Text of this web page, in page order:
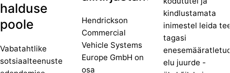
kindlustamata
inimestel leida
tagasi
elu juurde -
halduse
poole
Vabatahtlike
sotsiaalteenuste
Hendrickson
Commercial
Vehicle Systems
Europe GmbH on
osa